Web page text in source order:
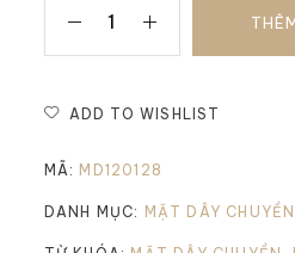
ADD TO WISHLIST
MÃ: MD120128
DANH MỤC: MẶT DÂY